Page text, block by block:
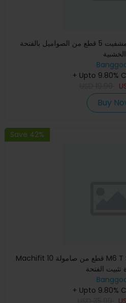
مشفيت 5 قطع من الصواميل بالفتحة M6 لتركيبات الأخدود بالأداة
الخشبية
+ Upto 9.80%
Buy
Save 42%
Machifit 10 قطع من صامولة M6 T Slot T-Track Nut Nut لأداة
تثبيت الفتحة
+ Upto 9.80%